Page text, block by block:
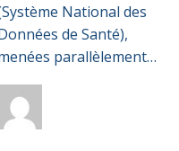
vaccination
sur
National des
de Santé),
parallèlement…